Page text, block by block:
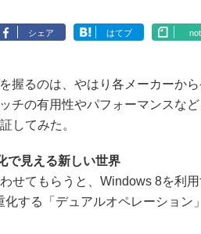
シェア はてブ
握るのは、やはり各メーカーから
チの有用性やパフォーマンスなど
してみた。
で見える新しい世界
せてもらうと、Windows 8を利用
する「デュアルオペレーション